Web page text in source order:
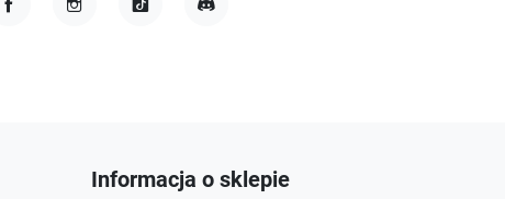
Informacja o sklepie